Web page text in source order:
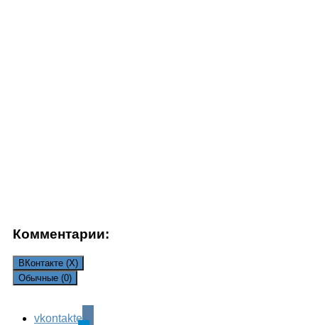
Комментарии:
ВКонтакте (X)
Обычные (0)
Comments are closed.
vkontakte